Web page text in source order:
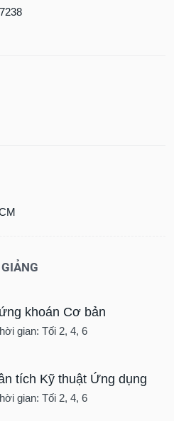
khoán Cơ bản
gian: Tối 2, 4, 6
tích Kỹ thuật Ứng dụng
gian: Tối 2, 4, 6